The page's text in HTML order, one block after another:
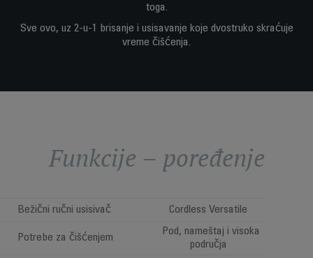
toga.
Sve ovo, uz 2-u-1 brisanje i usisavanje koje dvostruko skraćuje
vreme čišćenja.
Funkcije – poređenje
Bežični ručni usisivač Cordless Versatile
Potrebe za čišćenjem
Pod, nameštaj i visoka
područja